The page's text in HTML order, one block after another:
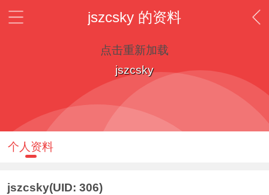
jszcsky 的资料
点击重新加载
jszcsky
个人资料
jszcsky(UID: 306)